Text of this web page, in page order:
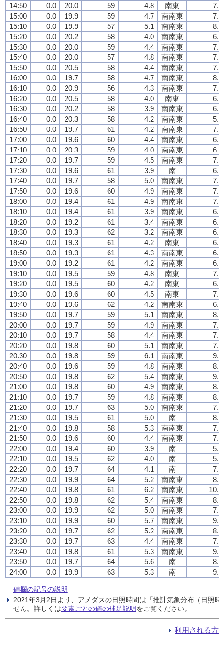
14:50 0.0 20.0 59 4.8 南東
15:00
0.0 19.9 59 4.7 南南東
15:10
0.0 19.9 57 5.1 南南東
15:20
0.0 20.2 58 4.0 南南東
15:30
0.0 20.0 59 4.4 南南東
15:40
0.0 20.0 57 4.8 南南東
15:50
0.0 20.5 58 4.4 南南東
16:00
0.0 19.7 58 4.7 南南東
16:10
0.0 20.9 56 4.3 南南東
16:20
0.0 20.5 58 4.0 南東
16:30
0.0 20.2 58 3.9 南南東
16:40
0.0 20.3 58 4.2 南南東
16:50
0.0 19.7 61 4.2 南南東
17:00
0.0 19.6 60 4.4 南南東
17:10
0.0 20.3 59 4.0 南南東
17:20
0.0 19.7 59 4.5 南南東
17:30
0.0 19.6 61 3.9 南
17:40
0.0 19.7 58 5.0 南南東
17:50
0.0 19.6 60 4.9 南南東
18:00
0.0 19.4 61 4.9 南南東
18:10
0.0 19.4 61 3.9 南南東
18:20
0.0 19.2 61 3.4 南南東
18:30
0.0 19.3 62 3.2 南南東
18:40
0.0 19.3 61 4.2 南東
18:50
0.0 19.3 61 4.3 南南東
19:00
0.0 19.2 61 4.2 南南東
19:10
0.0 19.5 59 4.8 南東
19:20
0.0 19.5 60 4.2 南東
19:30
0.0 19.6 60 4.5 南東
19:40
0.0 19.6 62 4.2 南南東
19:50
0.0 19.7 59 5.1 南南東
20:00
0.0 19.7 59 4.9 南南東
20:10
0.0 19.7 58 4.4 南南東
20:20
0.0 19.8 60 5.1 南南東
20:30
0.0 19.8 59 6.1 南南東
20:40
0.0 19.6 59 4.8 南南東
20:50
0.0 19.8 62 5.4 南南東
21:00
0.0 19.8 60 4.9 南南東
21:10
0.0 19.7 59 4.8 南南東
21:20
0.0 19.7 63 5.0 南南東
21:30
0.0 19.5 61 5.0 南
21:40
0.0 19.8 58 5.3 南南東
21:50
0.0 19.6 60 4.4 南南東
22:00
0.0 19.4 60 3.9 南
22:10
0.0 19.5 62 4.0 南
22:20
0.0 19.7 64 4.1 南
22:30
0.0 19.9 64 5.2 南南東
22:40
0.0 19.8 61 6.2 南南東
22:50
0.0 19.8 62 5.4 南南東
23:00
0.0 19.9 62 5.0 南南東
23:10
0.0 19.9 60 5.7 南南東
23:20
0.0 19.7 62 5.2 南南東
23:30
0.0 19.7 63 4.4 南南東
23:40
0.0 19.8 61 5.3 南南東
23:50
0.0 19.7 64 5.6 南
24:00
0.0 19.9 63 5.3 南
値欄の記号の説明
2021年3月2日より、アメダスの日照時間は「推計気象分布（日
せん。詳しくは要素ごとの値の補足説明をご覧ください。
利用される